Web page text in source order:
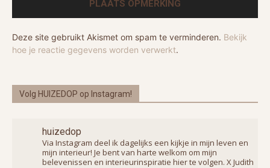
Deze site gebruikt Akismet om spam te verminderen. Bekijk
hoe je reactie gegevens worden verwerkt.
Volg HUIZEDOP op Instagram!
huizedop
Via Instagram deel ik dagelijks een kijkje in mijn leven en
mijn interieur! Je bent van harte welkom om mijn
belevenissen en interieurinspiratie hier te volgen. X Judith